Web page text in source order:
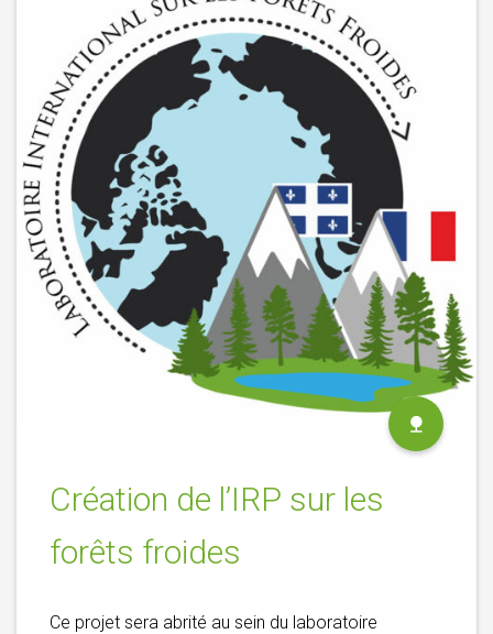
Création de l’IRP sur les
forêts froides
Ce projet sera abrité au sein du laboratoire